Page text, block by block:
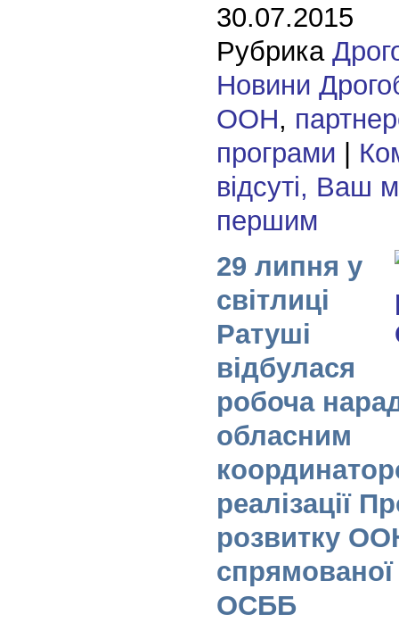
30.07.2015
Рубрика
Новини
ООН,
програми
відсуті, Ваш
першим
29 липня у
світлиці
Ратуші
відбулася
робоча
обласним
реалізації
розвитку
ОСББ